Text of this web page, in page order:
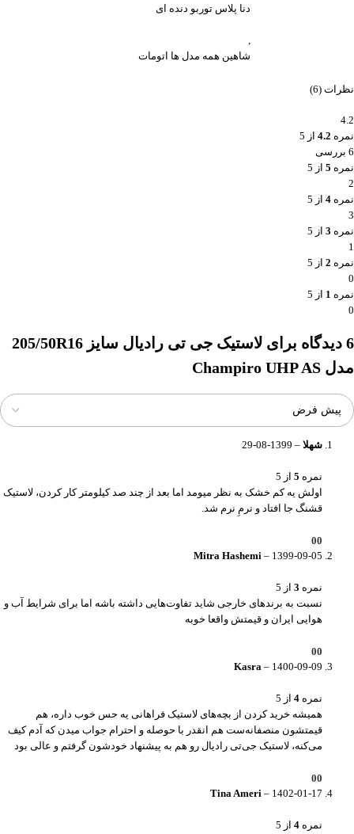
دنا پلاس توربو دنده ای
,
شاهین همه مدل ها اتومات
نظرات (6)
4.2
نمره 4.2 از 5
6 بررسی
نمره 5 از 5
2
نمره 4 از 5
3
نمره 3 از 5
1
نمره 2 از 5
0
نمره 1 از 5
0
6 دیدگاه برای
لاستیک جی تی رادیال سایز 205/50R16
مدل Champiro UHP AS
شهلا –
1399-08-29
نمره 5 از 5
اولش یه کم خشک به نظر میومد اما بعد از چند صد کیلومتر کار کردن، لاستیک
قشنگ جا افتاد و نرمِ نرم شد.
0
0
Mitra Hashemi – 1399-09-05
نمره 3 از 5
نسبت به برندهای خارجی شاید تفاوت‌هایی داشته باشه اما برای شرایط آب و
هوایی ایران و قیمتش واقعا خوبه
0
0
Kasra – 1400-09-09
نمره 4 از 5
همیشه خرید کردن از بچه‌های لاستیک فراهانی یه حس خوب داره، هم
قیمتشون منصفانه‌ست هم انقدر با حوصله و احترام جواب میدن که آدم کیف
می‌کنه، لاستیک جی‌تی رادیال رو هم به پیشنهاد خودشون گرفتم و عالی بود
0
0
Tina Ameri – 1402-01-17
نمره 4 از 5